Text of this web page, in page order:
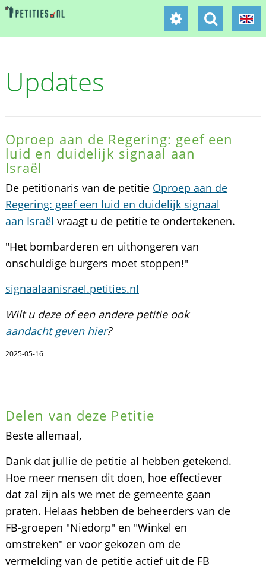
Updates
Oproep aan de Regering: geef een
luid en duidelijk signaal aan
Israël
De petitionaris van de petitie Oproep aan de
Regering: geef een luid en duidelijk signaal
aan Israël vraagt u de petitie te ondertekenen.
"Het bombarderen en uithongeren van
onschuldige burgers moet stoppen!"
signaalaanisrael.petities.nl
Wilt u deze of een andere petitie ook
aandacht geven hier?
2025-05-16
Delen van deze Petitie
Beste allemaal,
Dank dat jullie de petitie al hebben getekend.
Hoe meer mensen dit doen, hoe effectiever
dat zal zijn als we met de gemeente gaan
praten. Helaas hebben de beheerders van de
FB-groepen "Niedorp" en "Winkel en
omstreken" er voor gekozen om de
vermelding van de petitie actief uit de FB